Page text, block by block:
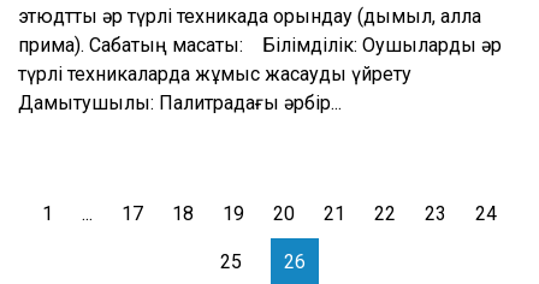
этюдтты әр түрлі техникада орындау (дымқыл, алла
прима). Сабақтың мақсаты: Білімділік: Оқушыларды әр
түрлі техникаларда жұмыс жасауды үйрету
Дамытушылық: Палитрадағы әрбір...
1 ... 17 18 19 20 21 22 23 24
25 26